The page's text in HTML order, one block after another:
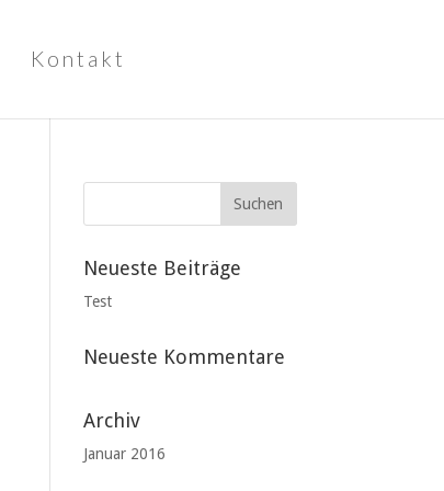
Kontakt
Neueste Beiträge
Test
Neueste Kommentare
Archiv
Januar 2016